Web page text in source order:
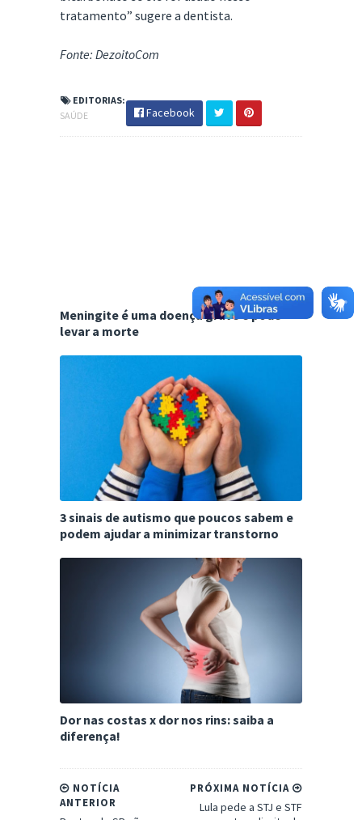
tratamento” sugere a dentista.
Fonte: DezoitoCom
EDITORIAS:
SAÚDE
Facebook
Meningite é uma doença grave e pode
levar a morte
3 sinais de autismo que poucos sabem e
podem ajudar a minimizar transtorno
Dor nas costas x dor nos rins: saiba a
diferença!
PRÓXIMA NOTÍCIA
Lula pede a STJ e STF
NOTÍCIA
ANTERIOR